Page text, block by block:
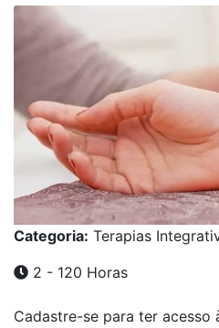
Categoria: Terapias
2 - 120 Horas
Cadastre-se para ter acesso